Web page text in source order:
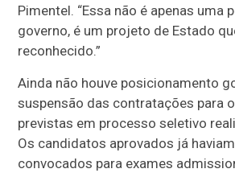
Pimentel. “Essa não é apenas uma
governo, é um projeto de Estado
reconhecido.”
Ainda não houve posicionamento
suspensão das contratações para
previstas em processo seletivo
Os candidatos aprovados já
convocados para exames